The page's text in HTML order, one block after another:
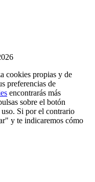
cookies propias y de
preferencias de
encontrarás más
sobre el botón
Si por el contrario
y te indicaremos cómo